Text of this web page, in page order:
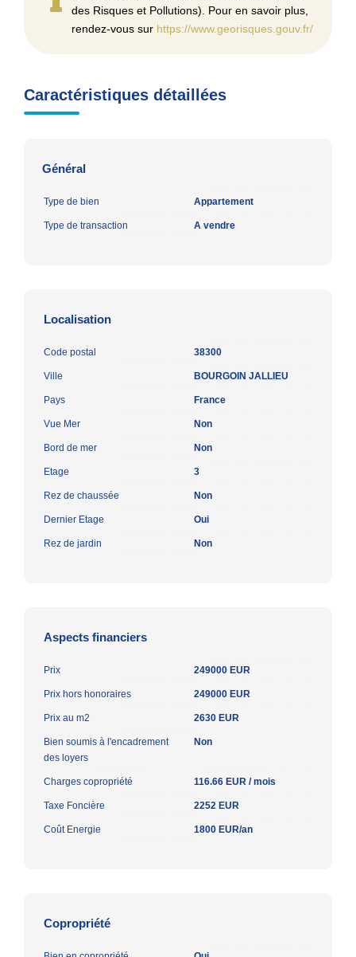
des Risques et Pollutions). Pour en savoir plus,
rendez-vous sur https://www.georisques.gouv.fr/
Caractéristiques détaillées
Général
Type de bien Appartement
Type de transaction A vendre
Localisation
Code postal 38300
Ville BOURGOIN JALLIEU
Pays France
Vue Mer Non
Bord de mer Non
Etage 3
Rez de chaussée Non
Dernier Etage Oui
Rez de jardin Non
Aspects financiers
Prix 249000 EUR
Prix hors honoraires 249000 EUR
Prix au m2 2630 EUR
Bien soumis à l'encadrement
des loyers
Non
Charges copropriété 116.66 EUR / mois
Taxe Foncière 2252 EUR
Coût Energie 1800 EUR/an
Copropriété